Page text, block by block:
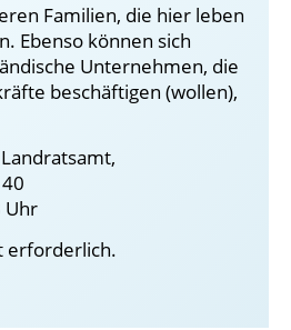
Familien, die hier leben
Ebenso können sich
Unternehmen, die
beschäftigen (wollen),
Uhr
erforderlich.